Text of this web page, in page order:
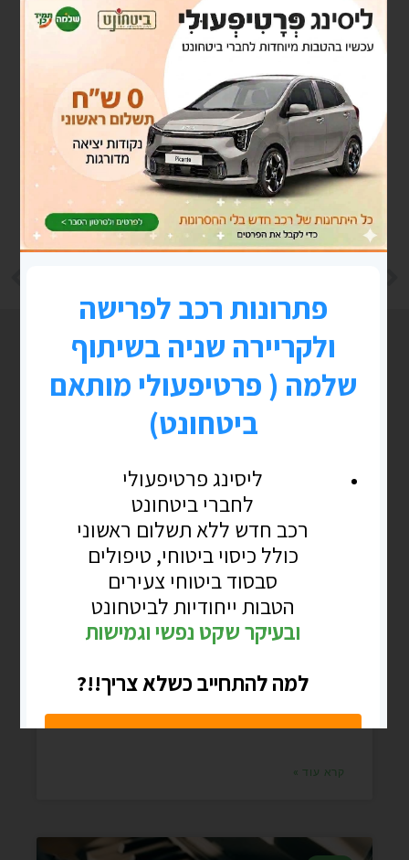
FACEBOOK
TWITTER
LINKEDIN
פוסטים נוספים
נע"ת > אזרחות ומה שביניהם
נלך קצת במנהרת הזמן לימי הקורונה ולקורס
>ZOOMבאחד המחזורים הצטרף פורש ותיק
קרא עוד »